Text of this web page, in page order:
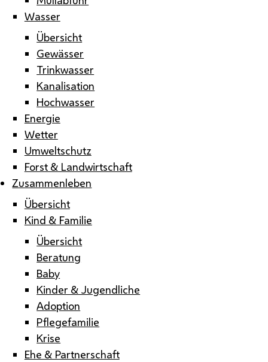
Wasser
Übersicht
Gewässer
Trinkwasser
Kanalisation
Hochwasser
Energie
Wetter
Umweltschutz
Forst & Landwirtschaft
Zusammenleben
Übersicht
Kind & Familie
Übersicht
Beratung
Baby
Kinder & Jugendliche
Adoption
Pflegefamilie
Krise
Ehe & Partnerschaft